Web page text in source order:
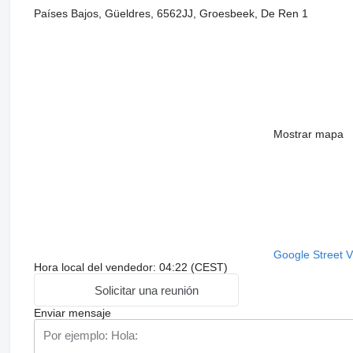
Países Bajos, Güeldres, 6562JJ, Groesbeek, De Ren 1
Mostrar mapa
Google Street
Hora local del vendedor: 04:22 (CEST)
Solicitar una reunión
Enviar mensaje